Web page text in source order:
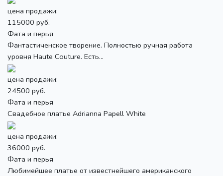
цена продажи:
115000 руб.
Фата и перья
Фантастиченское творение. Полностью ручная работа
уровня Haute Couture. Есть...
цена продажи:
24500 руб.
Фата и перья
Свадебное платье Adrianna Papell White
цена продажи:
36000 руб.
Фата и перья
Любимейшее платье от известнейшего американского